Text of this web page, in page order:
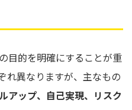
目的を明確にすることが重
れ異なりますが、主なもの
アップ、自己実現、リスク